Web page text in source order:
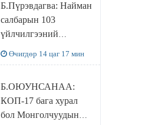
Б.Пүрэвдагва: Найман
салбарын 103
үйлчилгээний
нөхцөл бүрдэнэ
Өчигдөр 14 цаг 17 мин
Б.ОЮУНСАНАА:
КОП-17 бага хурал
бол Монголчуудын